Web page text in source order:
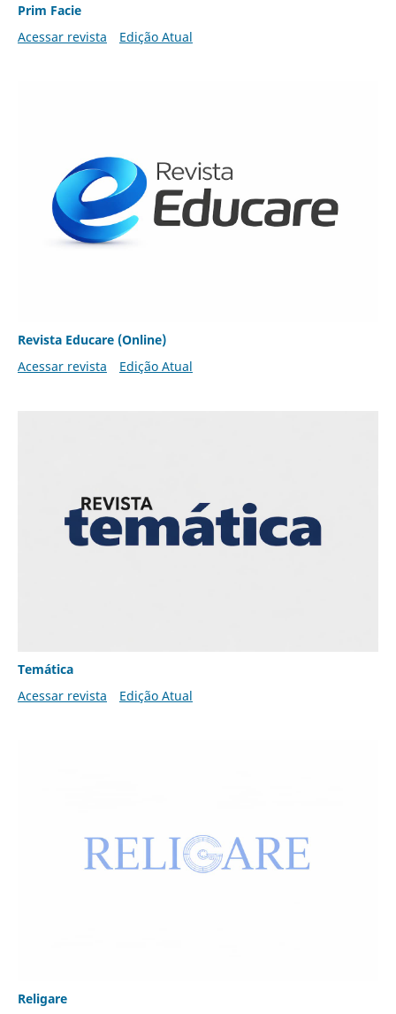
Prim Facie
Acessar revista
Edição Atual
Revista Educare (Online)
Acessar revista
Edição Atual
Temática
Acessar revista
Edição Atual
Religare